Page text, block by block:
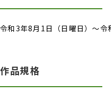
令和3年8月1日（日曜日）～令
作品規格